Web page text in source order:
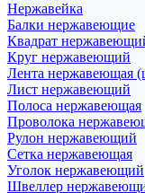
Нержавейка
Балки нержавеющие
Квадрат
Круг нержавеющий
Лента нержавеющая
Лист нержавеющий
Полоса нержавеющая
Проволока
Рулон нержавеющий
Сетка нержавеющая
Уголок нержавеющий
Швеллер